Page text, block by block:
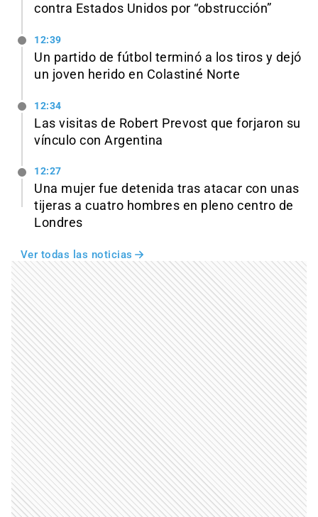
contra Estados Unidos por “obstrucción”
12:39
Un partido de fútbol terminó a los tiros y dejó
un joven herido en Colastiné Norte
12:34
Las visitas de Robert Prevost que forjaron su
vínculo con Argentina
12:27
Una mujer fue detenida tras atacar con unas
tijeras a cuatro hombres en pleno centro de
Londres
Ver todas las noticias